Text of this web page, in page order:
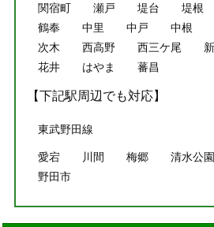
関宿町
瀬戸 堤台 堤根
鶴奉
中里 中戸 中根
次木
西高野 西三ケ尾
花井
はやま 蕃昌
【下記駅周辺でも対応】
東武野田線
愛宕 川間 梅郷 清水公園
野田市